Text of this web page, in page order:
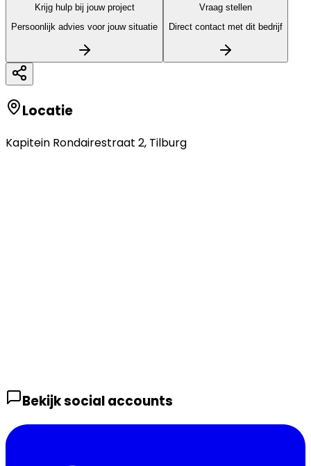
Krijg hulp bij jouw project
Persoonlijk advies voor jouw situatie
Vraag stellen
Direct contact met dit bedrijf
Locatie
Kapitein Rondairestraat 2, Tilburg
Bekijk social accounts